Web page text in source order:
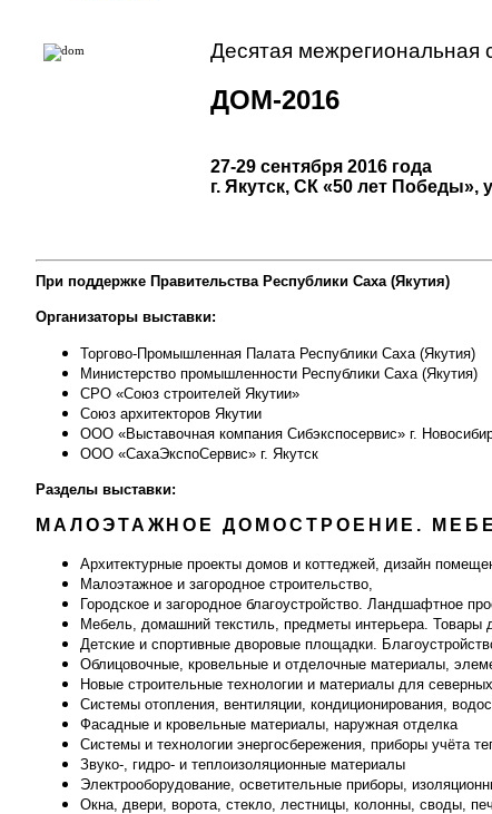
Десятая межрегиональная
ДОМ-2016
27-29 сентября 2016 года
г. Якутск, СК «50 лет Победы»,
При поддержке Правительства Республики Саха (Якутия)
Организаторы выставки:
Торгово-Промышленная Палата Республики Саха (Якутия)
Министерство промышленности Республики Саха (Якутия)
СРО «Союз строителей Якутии»
Союз архитекторов Якутии
ООО «Выставочная компания Сибэкспосервис» г.
ООО «СахаЭкспоСервис» г. Якутск
Разделы выставки:
МАЛОЭТАЖНОЕ ДОМОСТРОЕНИЕ.
Архитектурные проекты домов и коттеджей, дизайн
Малоэтажное и загородное строительство,
Городское и загородное благоустройство. Ландшафтное
Мебель, домашний текстиль, предметы интерьера.
Детские и спортивные дворовые площадки.
Облицовочные, кровельные и отделочные материалы,
Новые строительные технологии и материалы для
Системы отопления, вентиляции, кондиционирования,
Фасадные и кровельные материалы, наружная отделка
Системы и технологии энергосбережения, приборы учёта
Звуко-, гидро- и теплоизоляционные материалы
Электрооборудование, осветительные приборы,
Окна, двери, ворота, стекло, лестницы, колонны, своды,